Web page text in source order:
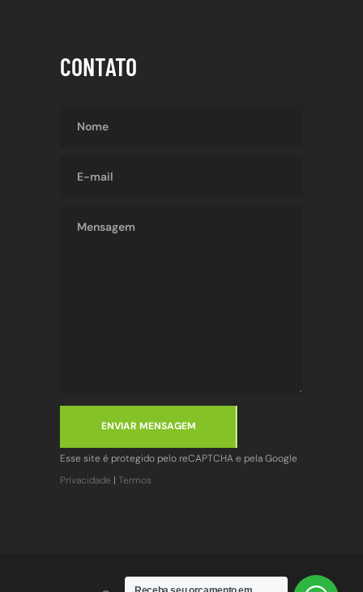
CONTATO
ENVIAR MENSAGEM
Esse site é protegido pelo reCAPTCHA e pela Google
Privacidade | Termos